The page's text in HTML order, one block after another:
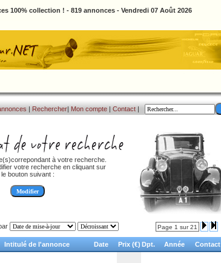
100% collection ! - 819 annonces - Vendredi 07 Août 2026
| Rechercher| Mon compte | Contact |
à votre recherche.
votre recherche en cliquant sur
le bouton suivant :
Page 1 sur 21
Intitulé de l'annonce Date Prix (€) Dpt. Année Contact